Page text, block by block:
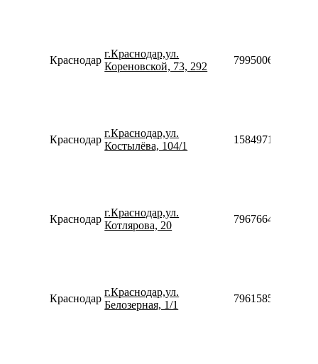
Краснодар
г.Краснодар,ул.
Кореновской, 73, 292
79950068586
Краснодар
г.Краснодар,ул.
Костылёва, 104/1
158497131212
Краснодар
г.Краснодар,ул.
Котлярова, 20
79676646092
Краснодар
г.Краснодар,ул.
Белозерная, 1/1
79615858005